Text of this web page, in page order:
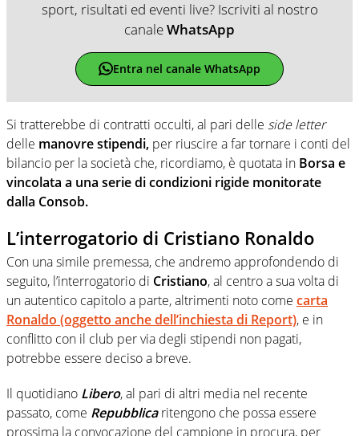
sport, risultati ed eventi live? Iscriviti al nostro
canaleWhatsApp
Entra nel canale WhatsApp
Si tratterebbe di contratti occulti, al pari delle side letter
delle manovre stipendi, per riuscire a far tornare i conti del
bilancio per la società che, ricordiamo, è quotata in Borsa e
vincolata a una serie di condizioni rigide monitorate
dalla Consob.
L’interrogatorio di Cristiano Ronaldo
Con una simile premessa, che andremo approfondendo di
seguito, l’interrogatorio di Cristiano, al centro a sua volta di
un autentico capitolo a parte, altrimenti noto come carta
Ronaldo (oggetto anche dell’inchiesta di Report), e in
conflitto con il club per via degli stipendi non pagati,
potrebbe essere deciso a breve.
Il quotidiano Libero, al pari di altri media nel recente
passato, come Repubblicaritengono che possa essere
prossima la convocazione del campione in procura, per